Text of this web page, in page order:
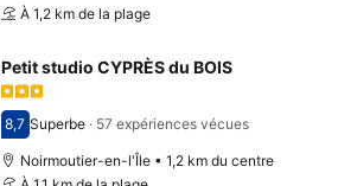
À 1,2 km de la plage
Petit studio CYPRÈS du BOIS
Avec une note de 8,7
8,7 Superbe· 57 expériences vécues
Noirmoutier-en-l'Île • 1,2 km du centre